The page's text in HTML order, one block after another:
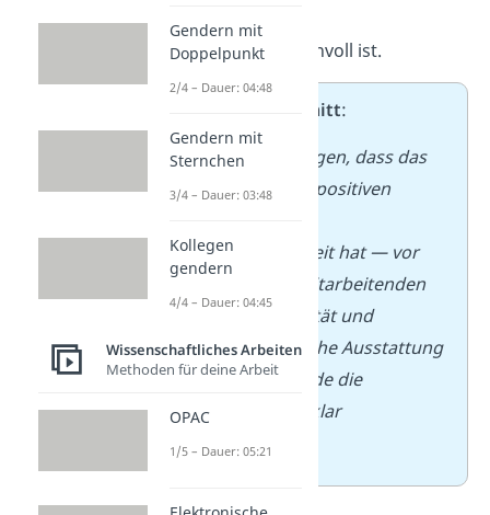
Kurzer Ausblick
Nur, wenn er sinnvoll ist.
Beispielausschnitt:
Die Ergebnisse zeigen, dass das
Homeoffice einen positiven
Arbeitszufriedenheit hat — vor
allem, wenn die Mitarbeitenden
genügend Flexibilität und
passende technische Ausstattung
haben. Damit wurde die
Forschungsfrage klar
beantwortet.
Gendern mit
Doppelpunkt
2/4 – Dauer: 04:48
Gendern mit
Sternchen
3/4 – Dauer: 03:48
Kollegen
gendern
4/4 – Dauer: 04:45
Wissenschaftliches Arbeiten
Methoden für deine Arbeit
OPAC
1/5 – Dauer: 05:21